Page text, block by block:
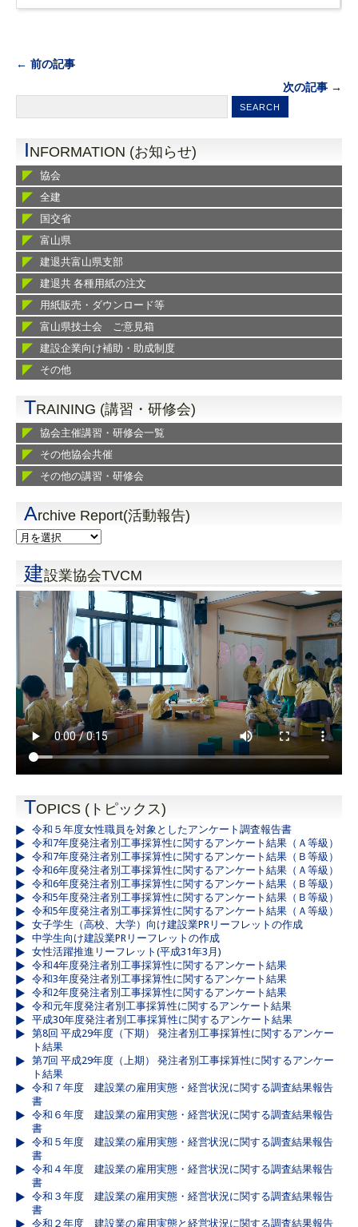
← 前の記事
次の記事 →
INFORMATION (お知らせ)
協会
全建
国交省
富山県
建退共富山県支部
建退共 各種用紙の注文
用紙販売・ダウンロード等
富山県技士会 ご意見箱
建設企業向け補助・助成制度
その他
TRAINING (講習・研修会)
協会主催講習・研修会一覧
その他協会共催
その他の講習・研修会
Archive Report(活動報告)
建設業協会TVCM
TOPICS (トピックス)
令和５年度女性職員を対象としたアンケート調査報告書
令和7年度発注者別工事採算性に関するアンケート結果（Ａ等級）
令和7年度発注者別工事採算性に関するアンケート結果（Ｂ等級）
令和6年度発注者別工事採算性に関するアンケート結果（Ａ等級）
令和6年度発注者別工事採算性に関するアンケート結果（Ｂ等級）
令和5年度発注者別工事採算性に関するアンケート結果（Ｂ等級）
令和5年度発注者別工事採算性に関するアンケート結果（Ａ等級）
女子学生（高校、大学）向け建設業PRリーフレットの作成
中学生向け建設業PRリーフレットの作成
女性活躍推進リーフレット(平成31年3月)
令和4年度発注者別工事採算性に関するアンケート結果
令和3年度発注者別工事採算性に関するアンケート結果
令和2年度発注者別工事採算性に関するアンケート結果
令和元年度発注者別工事採算性に関するアンケート結果
平成30年度発注者別工事採算性に関するアンケート結果
第8回 平成29年度（下期） 発注者別工事採算性に関するアンケー
ト結果
第7回 平成29年度（上期） 発注者別工事採算性に関するアンケー
ト結果
令和７年度 建設業の雇用実態・経営状況に関する調査結果報告
書
令和６年度 建設業の雇用実態・経営状況に関する調査結果報告
書
令和５年度 建設業の雇用実態・経営状況に関する調査結果報告
書
令和４年度 建設業の雇用実態・経営状況に関する調査結果報告
書
令和３年度 建設業の雇用実態・経営状況に関する調査結果報告
書
令和２年度 建設業の雇用実態と経営状況に関する調査結果報告